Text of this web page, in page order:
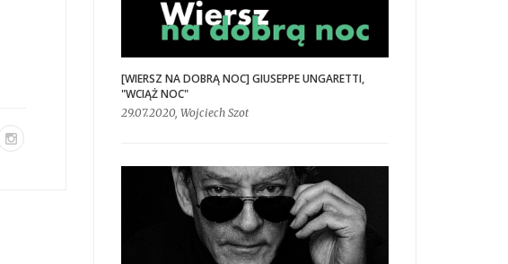
[WIERSZ NA DOBRĄ NOC] GIUSEPPE UNGARETTI,
"WCIĄŻ NOC"
29.07.2020, Wojciech Szot